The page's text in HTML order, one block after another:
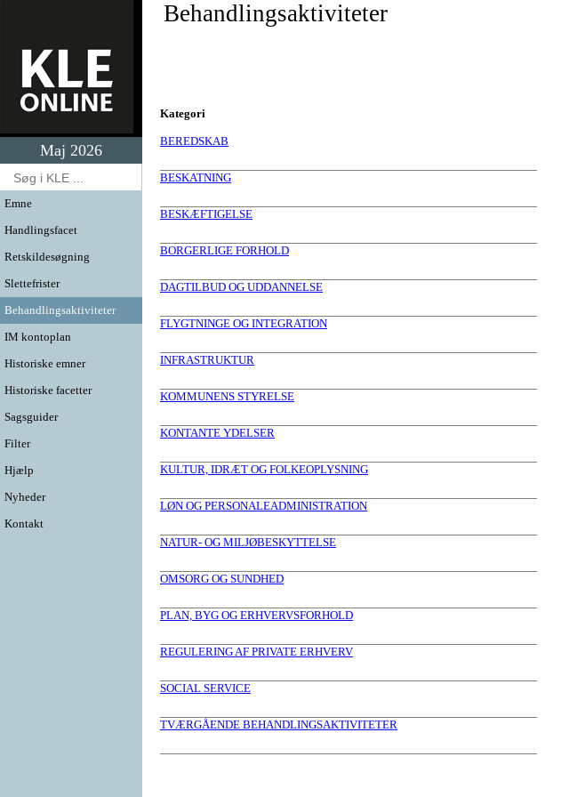
Maj 2026
Emne
Handlingsfacet
Retskildesøgning
Slettefrister
Behandlingsaktiviteter
IM kontoplan
Historiske emner
Historiske facetter
Sagsguider
Filter
Hjælp
Nyheder
Kontakt
Behandlingsaktiviteter
Kategori
BEREDSKAB
BESKATNING
BESKÆFTIGELSE
BORGERLIGE FORHOLD
DAGTILBUD OG UDDANNELSE
FLYGTNINGE OG INTEGRATION
INFRASTRUKTUR
KOMMUNENS STYRELSE
KONTANTE YDELSER
KULTUR, IDRÆT OG FOLKEOPLYSNING
LØN OG PERSONALEADMINISTRATION
NATUR- OG MILJØBESKYTTELSE
OMSORG OG SUNDHED
PLAN, BYG OG ERHVERVSFORHOLD
REGULERING AF PRIVATE ERHVERV
SOCIAL SERVICE
TVÆRGÅENDE BEHANDLINGSAKTIVITETER